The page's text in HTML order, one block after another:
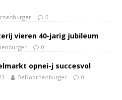
0
vieren 40-jarig jubileum
0
opnei-j succesvol
DeDoornenburger 0